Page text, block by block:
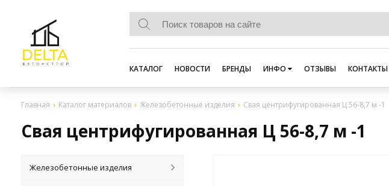
КАТАЛОГ НОВОСТИ БРЕНДЫ ИНФО ОТЗЫВЫ КОНТАКТЫ
Главная Каталог материалов Железобетонные изделия Свая центрифугированная Ц 56-8,7 м -1
Свая центрифугированная Ц 56-8,7 м -1
Железобетонные изделия